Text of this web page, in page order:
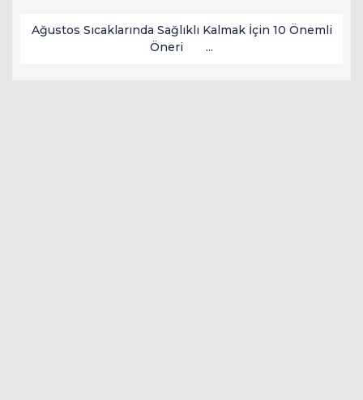
Ağustos Sıcaklarında Sağlıklı Kalmak İçin 10 Önemli
Öneri ...